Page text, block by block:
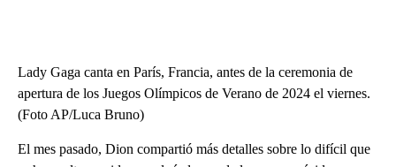
Lady Gaga canta en París, Francia, antes de la ceremonia de
apertura de los Juegos Olímpicos de Verano de 2024 el viernes.
(Foto AP/Luca Bruno)
El mes pasado, Dion compartió más detalles sobre lo difícil que